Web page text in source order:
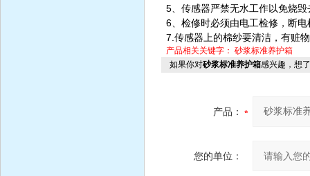
5、传感器严禁无水工作以免烧
6、检修时必须由电工检修，断电
7.传感器上的棉纱要清洁，有赃
产品相关关键字： 砂浆标准养护箱
如果你对砂浆标准养护箱感兴趣，想
产品：
您的单位：